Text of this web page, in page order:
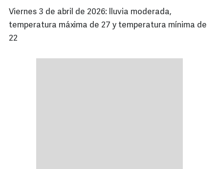
Viernes 3 de abril de 2026: lluvia moderada,
temperatura máxima de 27 y temperatura mínima de
22